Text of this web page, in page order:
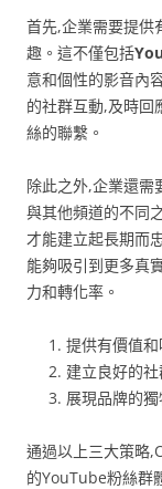
首先,企業需要提供
趣。這不僅包括
意和個性的影音內
的社群互動,及時回
絲的聯繫。
除此之外,企業還需
與其他頻道的不同
才能建立起長期而
能夠吸引到更多真
力和轉化率。
提供有價值
建立良好的
展現品牌的
通過以上三大策略
的YouTube粉絲群